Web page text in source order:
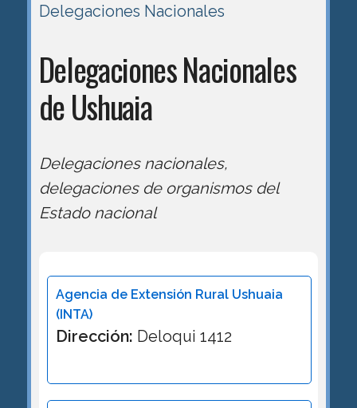
Delegaciones Nacionales
Delegaciones Nacionales
de Ushuaia
Delegaciones nacionales,
delegaciones de organismos del
Estado nacional
Agencia de Extensión Rural Ushuaia
(INTA)
Dirección: Deloqui 1412